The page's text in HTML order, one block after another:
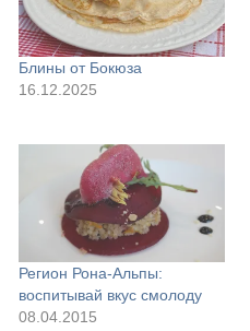
Блины от Бокюза
16.12.2025
Регион Рона-Альпы:
воспитывай вкус смолоду
08.04.2015